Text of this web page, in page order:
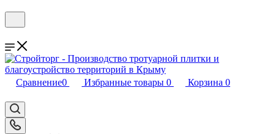
Сравнение0 Избранные товары 0 Корзина 0